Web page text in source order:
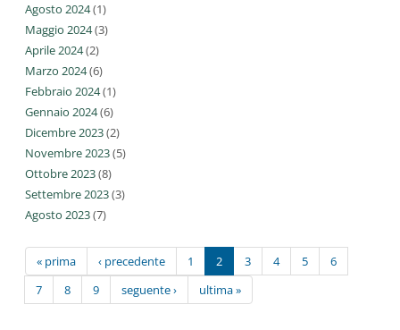
Agosto 2024(1)
Maggio 2024(3)
Aprile 2024(2)
Marzo 2024(6)
Febbraio 2024(1)
Gennaio 2024(6)
Dicembre 2023(2)
Novembre 2023(5)
Ottobre 2023(8)
Settembre 2023(3)
Agosto 2023(7)
« prima ‹ precedente 1 2 3 4 5
6
7
8 9 seguente › ultima »